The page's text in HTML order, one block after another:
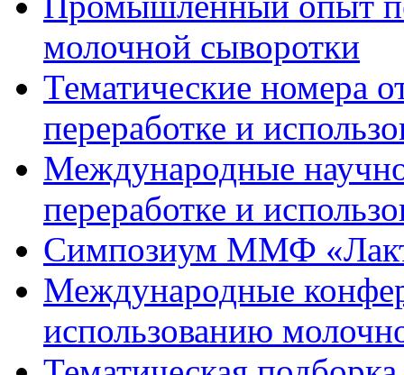
молочной сыворотки
Тематические номера
переработке и
Международные
переработке и
Симпозиум ММФ
Международные
использованию